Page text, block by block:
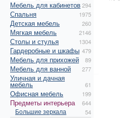
Мебель для кабинетов294
Спальня 1975
Детская мебель 260
Мягкая мебель 2146
Столы и стулья 1304
Гардеробные и шкафы 479
Мебель для прихожей 89
Мебель для ванной 277
Уличная и дачная
мебель 61
Офисная мебель 199
Предметы интерьера 644
Большие зеркала 54